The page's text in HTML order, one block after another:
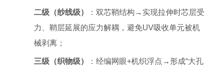
二级（纱线级）
：双芯鞘结构→实现拉伸时芯层受
力、鞘层延展的应力解耦，避免UV吸收单元被机
械剥离；
三级（织物级）
：经编网眼+机织浮点→形成“大孔